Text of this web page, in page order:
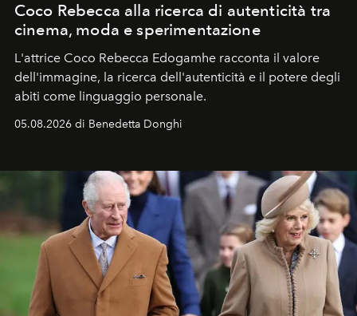
Coco Rebecca alla ricerca di autenticità tra
cinema, moda e sperimentazione
L'attrice Coco Rebecca Edogamhe racconta il valore
dell'immagine, la ricerca dell'autenticità e il potere degli
abiti come linguaggio personale.
05.08.2026 di Benedetta Donghi